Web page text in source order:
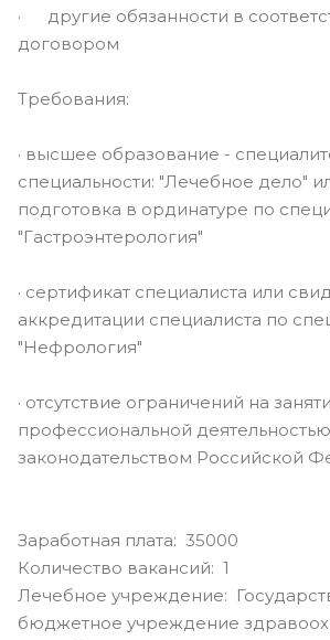
· другие обязанности в
договором
Требования:
· высшее образование -
специальности: "Лечебное дело"
подготовка в ординатуре по
"Гастроэнтерология"
· сертификат специалиста или
аккредитации специалиста по
"Нефрология"
· отсутствие ограничений на
профессиональной
законодательством Российской
Заработная плата: 35000
Количество вакансий: 1
Лечебное учреждение:
бюджетное учреждение